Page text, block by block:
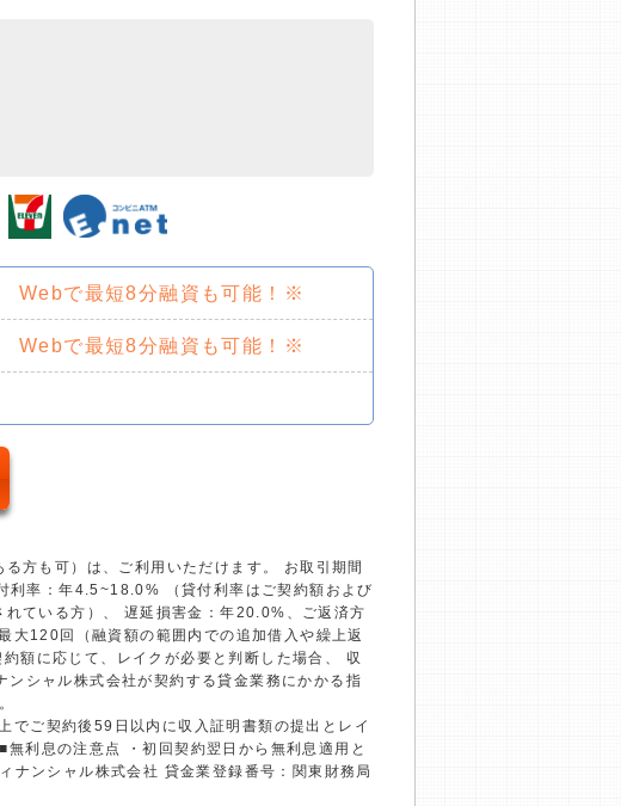
Webで最短8分融資も可能！※
Webで最短8分融資も可能！※
方も可）は、ご利用いただけます。 お取引期間
利率：年4.5~18.0% （貸付利率はご契約額および
ている方）、 遅延損害金：年20.0%、ご返済方
大120回（融資額の範囲内での追加借入や繰上返
額に応じて、レイクが必要と判断した場合、 収
シャル株式会社が契約する貸金業務にかかる指
ご契約後59日以内に収入証明書類の提出とレイ
利息の注意点 ・初回契約翌日から無利息適用と
ナンシャル株式会社 貸金業登録番号：関東財務局